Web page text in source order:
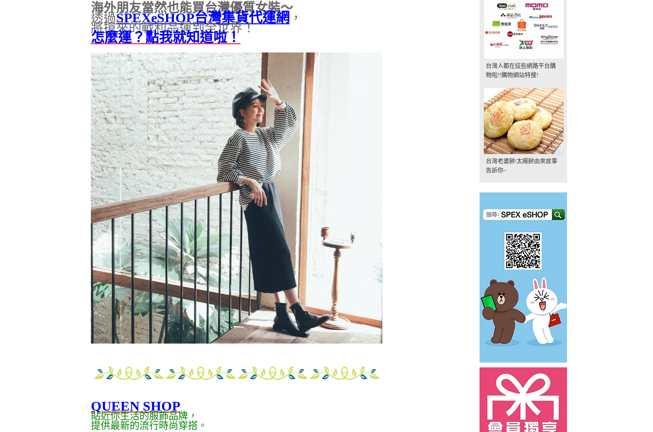
台灣人都在這些網路平台購
物啦!!購物網站特搜!
台灣老婆餅/太陽餅由來故事
告訴你~
海外朋友當然也能買台灣優質女裝～
透過SPEXeSHOP台灣集貨代運網 ，
將搶來的戰利品運到全世界！
怎麼運？點我就知道啦！
QUEEN SHOP
貼近你生活的服飾品牌，
提供最新的流行時尚穿搭。